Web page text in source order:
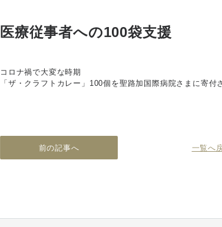
医療従事者への100袋支援
コロナ禍で大変な時期
「ザ・クラフトカレー」100個を聖路加国際病院さまに寄付
前の記事へ 一覧へ